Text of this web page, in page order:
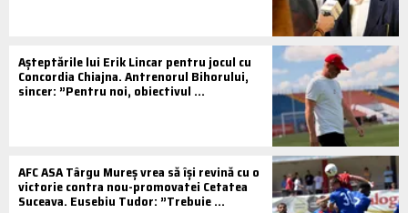
Așteptările lui Erik Lincar pentru jocul cu
Concordia Chiajna. Antrenorul Bihorului,
sincer: ”Pentru noi, obiectivul ...
AFC ASA Târgu Mureș vrea să își revină cu o
victorie contra nou-promovatei Cetatea
Suceava. Eusebiu Tudor: ”Trebuie ...